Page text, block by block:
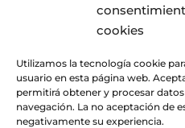
cookies
Utilizamos la tecnología cookie
usuario en esta página web.
permitirá obtener y procesar
navegación. La no aceptación de
negativamente su experiencia.